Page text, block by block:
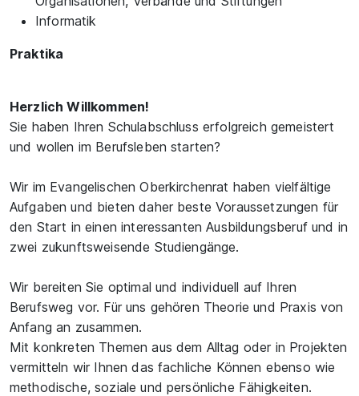
Informatik
Praktika
Herzlich Willkommen!
Sie haben Ihren Schulabschluss erfolgreich gemeistert
und wollen im Berufsleben starten?
Wir im Evangelischen Oberkirchenrat haben vielfältige
Aufgaben und bieten daher beste Voraussetzungen für
den Start in einen interessanten Ausbildungsberuf und in
zwei zukunftsweisende Studiengänge.
Wir bereiten Sie optimal und individuell auf Ihren
Berufsweg vor. Für uns gehören Theorie und Praxis von
Anfang an zusammen.
Mit konkreten Themen aus dem Alltag oder in Projekten
vermitteln wir Ihnen das fachliche Können ebenso wie
methodische, soziale und persönliche Fähigkeiten.